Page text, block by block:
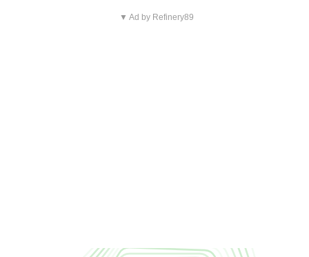
▼ Ad by Refinery89